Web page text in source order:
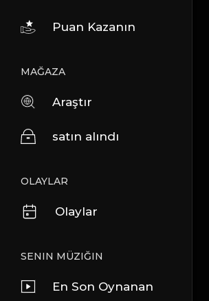
Puan Kazanın
MAĞAZA
Araştır
satın alındı
OLAYLAR
Olaylar
SENIN MÜZIĞIN
En Son Oynanan